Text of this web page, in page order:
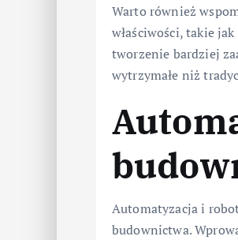
Warto również
właściwości, takie
tworzenie bardziej
wytrzymałe niż
Automatyzacja i
budownictwa.